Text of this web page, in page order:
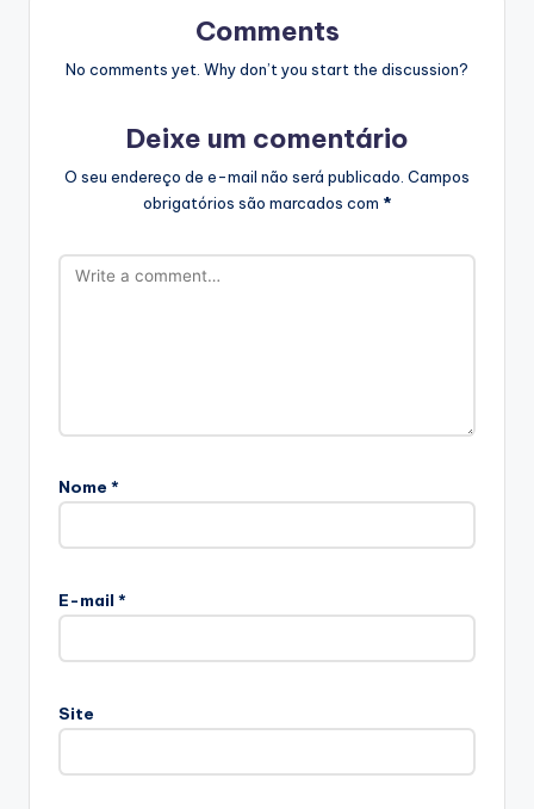
Comments
No comments yet. Why don’t you start the discussion?
Deixe um comentário
O seu endereço de e-mail não será publicado. Campos
obrigatórios são marcados com *
Nome *
E-mail *
Site